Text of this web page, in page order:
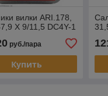
вилки ARI.178,
X 9/11,5 DC4Y-1
руб./пара
Купить